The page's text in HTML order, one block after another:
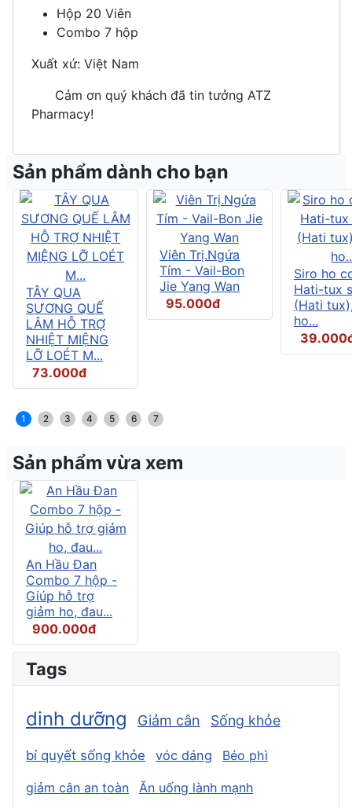
Hộp 20 Viên
Combo 7 hộp
Xuất xứ: Việt Nam
Cảm ơn quý khách đã tin tưởng ATZ
Pharmacy!
Sản phẩm dành cho bạn
TÂY QUA
SƯƠNG QUẾ
LÂM HỖ TRỢ
NHIỆT MIỆNG
LỠ LOÉT M...
73.000đ
Viên Trị.Ngứa
Tím - Vail-Bon
Jie Yang Wan
95.000đ
Siro ho
Hati-tux
(Hati
ho...
1 2 3 4 5 6 7
Sản phẩm vừa xem
An Hầu Đan
Combo 7 hộp -
Giúp hỗ trợ
giảm ho, đau...
900.000đ
Tags
dinh dưỡng Giảm cân Sống khỏe
bí quyết sống khỏe vóc dáng Béo phì
giảm cân an toàn Ăn uống lành mạnh